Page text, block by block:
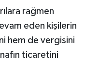
rağmen
eden kişilerin
hem de vergisini
ticaretini